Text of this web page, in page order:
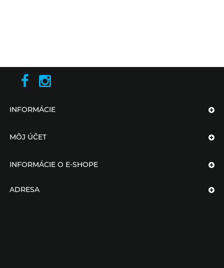
INFORMÁCIE
MÔJ ÚČET
INFORMÁCIE O E-SHOPE
ADRESA